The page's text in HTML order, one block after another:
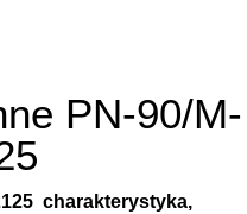
PN-90/M-
charakterystyka,